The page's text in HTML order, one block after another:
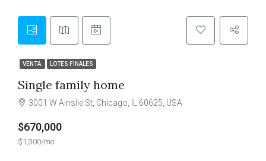
VENTA LOTES FINALES
Single family home
3001 W Ainslie St, Chicago, IL 60625, USA
$670,000
$1,300/mo